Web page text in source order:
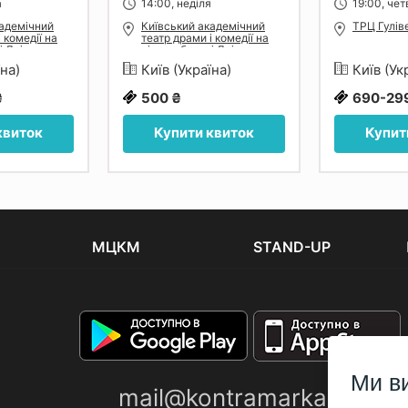
на
Дніпра
14:00, неділя
Київський академічний
театр драми і комедії на
лівому березі Дніпра
Київ (Україна)
500 ₴
Купити квиток
19:00,
ТРЦ
Київ
690-
МЦКМ STAND-UP
mail@kontramarka.ua
Ми